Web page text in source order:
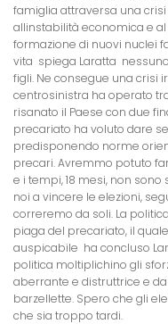
famiglia attraversa una
allinstabilità economica e
formazione di nuovi nuclei
vita  spiega Laratta 
figli. Ne consegue una crisi
centrosinistra ha operato
risanato il Paese con due
precariato ha voluto dare
predisponendo norme
precari. Avremmo potuto
e i tempi, 18 mesi, non
noi a vincere le elezioni,
correremo da soli. La
piaga del precariato, il
auspicabile  ha concluso
politica moltiplichino gli
aberrante e distruttrice e
barzellette. Spero che gli
che sia troppo tardi.